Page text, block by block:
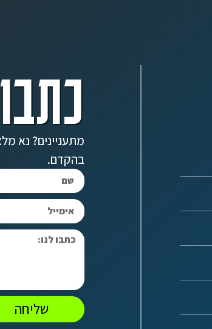
מתעניינים? נא
בהקדם.
שליחה